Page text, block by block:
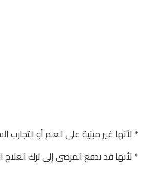
* لأنها غير مبنية على العلم أو التجارب
* لأنها قد تدفع المرضى إلى ترك العلاج